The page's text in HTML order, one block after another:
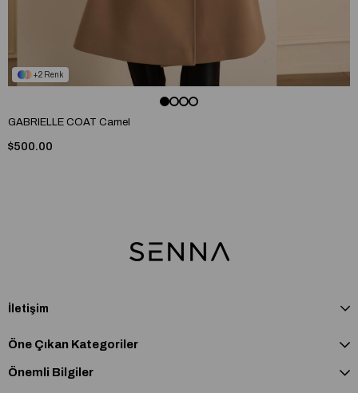
2
GABRIELLE COAT Camel
$500.00
İletişim
Öne Çıkan Kategoriler
Önemli Bilgiler